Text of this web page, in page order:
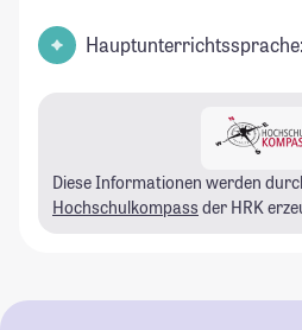
Diese Informationen werden
Hochschulkompass der HRK